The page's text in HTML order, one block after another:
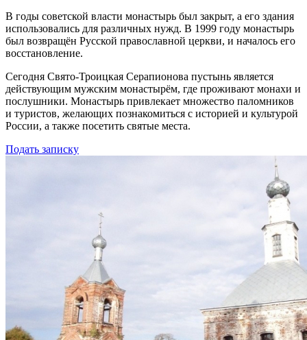
В годы советской власти монастырь был закрыт, а его здания
использовались для различных нужд. В 1999 году монастырь
был возвращён Русской православной церкви, и началось его
восстановление.
Сегодня Свято-Троицкая Серапионова пустынь является
действующим мужским монастырём, где проживают монахи и
послушники. Монастырь привлекает множество паломников
и туристов, желающих познакомиться с историей и культурой
России, а также посетить святые места.
Подать записку